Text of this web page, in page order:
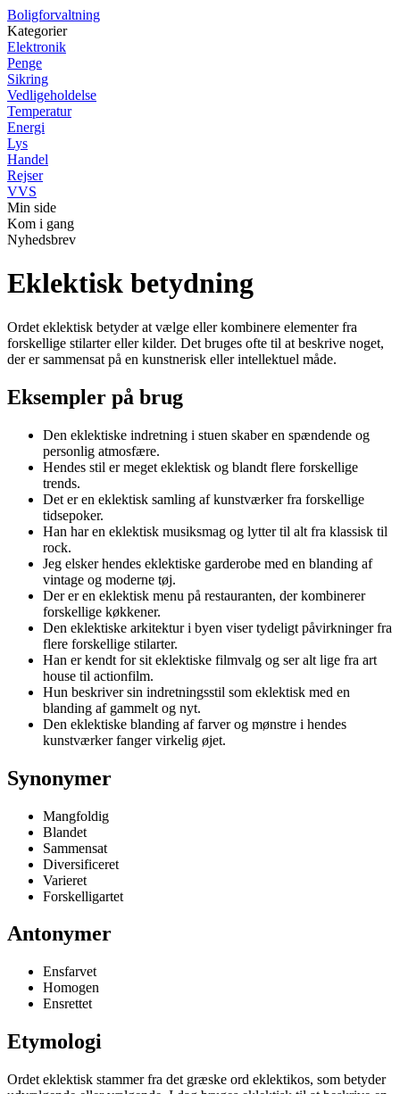
Boligforvaltning
Kategorier
Elektronik
Penge
Sikring
Vedligeholdelse
Temperatur
Energi
Lys
Handel
Rejser
VVS
Min side
Kom i gang
Nyhedsbrev
Eklektisk betydning
Ordet eklektisk betyder at vælge eller kombinere elementer fra
forskellige stilarter eller kilder. Det bruges ofte til at beskrive noget,
der er sammensat på en kunstnerisk eller intellektuel måde.
Eksempler på brug
Den eklektiske indretning i stuen skaber en spændende og
personlig atmosfære.
Hendes stil er meget eklektisk og blandt flere forskellige
trends.
Det er en eklektisk samling af kunstværker fra forskellige
tidsepoker.
Han har en eklektisk musiksmag og lytter til alt fra klassisk til
rock.
Jeg elsker hendes eklektiske garderobe med en blanding af
vintage og moderne tøj.
Der er en eklektisk menu på restauranten, der kombinerer
forskellige køkkener.
Den eklektiske arkitektur i byen viser tydeligt påvirkninger fra
flere forskellige stilarter.
Han er kendt for sit eklektiske filmvalg og ser alt lige fra art
house til actionfilm.
Hun beskriver sin indretningsstil som eklektisk med en
blanding af gammelt og nyt.
Den eklektiske blanding af farver og mønstre i hendes
kunstværker fanger virkelig øjet.
Synonymer
Mangfoldig
Blandet
Sammensat
Diversificeret
Varieret
Forskelligartet
Antonymer
Ensfarvet
Homogen
Ensrettet
Etymologi
Ordet eklektisk stammer fra det græske ord eklektikos, som betyder